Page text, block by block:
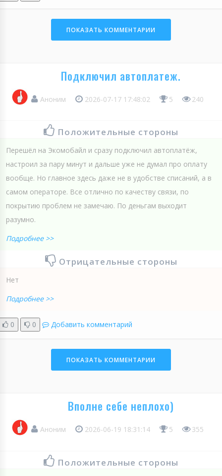
ПОКАЗАТЬ КОММЕНТАРИИ
Подключил автоплатеж.
Аноним 2026-07-17 17:48:02 5 240
Положительные стороны
Перешёл на Экомобайл и сразу подключил автоплатёж,
настроил за пару минут и дальше уже не думал про оплату
вообще. Но главное здесь даже не в удобстве списаний, а в
самом операторе. Все отлично по качеству связи, по
покрытию проблем не замечаю. По деньгам выходит
разумно.
Подробнее >>
Отрицательные стороны
Нет
Подробнее >>
0 0 Добавить комментарий
ПОКАЗАТЬ КОММЕНТАРИИ
Вполне себе неплохо)
Аноним 2026-06-19 18:31:14 5 355
Положительные стороны